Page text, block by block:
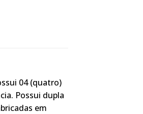
04 (quatro)
Possui dupla
em